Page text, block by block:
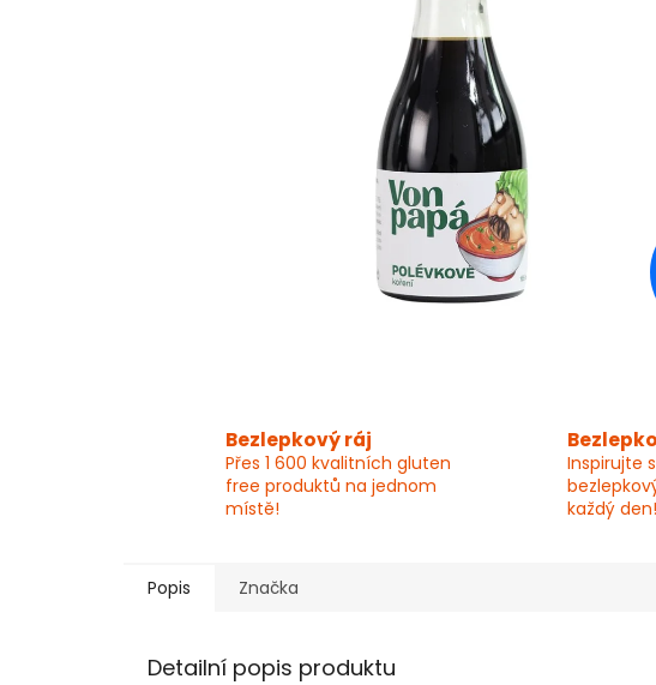
Bezlepkový ráj
Přes 1 600 kvalitních gluten
free produktů na jednom
místě!
Inspirujte
každý den!
Popis Značka
Detailní popis produktu